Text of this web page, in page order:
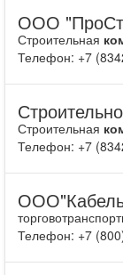
ООО
Строительная
Телефон: +7
Строительная
Телефон: +7
Телефон: +7